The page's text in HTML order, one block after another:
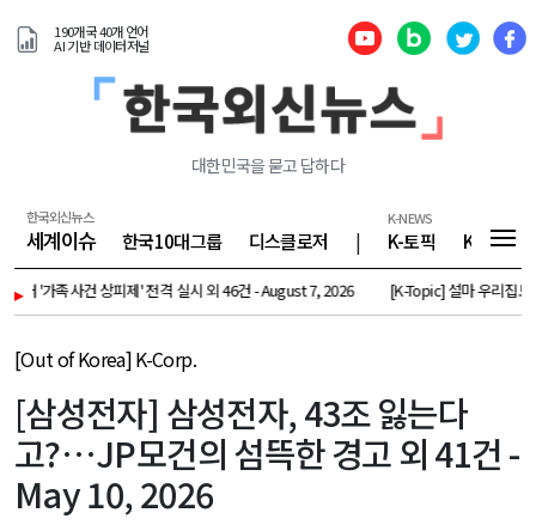
190개국 40개 언어
AI 기반 데이터저널
대한민국을 묻고 답하다
한국외신뉴스
세계이슈 한국10대그룹 디스클로저 |
K-NEWS
K-토픽 K-기업
▸
사건 상피제' 전격 실시 외 46건 - August 7, 2026 [K-Topic] 설마 우리집도?…中공
[Out of Korea] K-Corp.
[삼성전자] 삼성전자, 43조 잃는다
고?…JP모건의 섬뜩한 경고 외 41건 -
May 10, 2026